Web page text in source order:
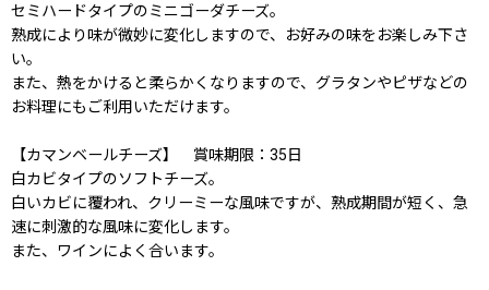
セミハードタイプのミニゴーダチーズ。
熟成により味が微妙に変化しますので、お好みの味をお楽しみ下さ
い。
また、熱をかけると柔らかくなりますので、グラタンやピザなどの
お料理にもご利用いただけます。
【カマンベールチーズ】 賞味期限：35日
白カビタイプのソフトチーズ。
白いカビに覆われ、クリーミーな風味ですが、熟成期間が短く、急
速に刺激的な風味に変化します。
また、ワインによく合います。